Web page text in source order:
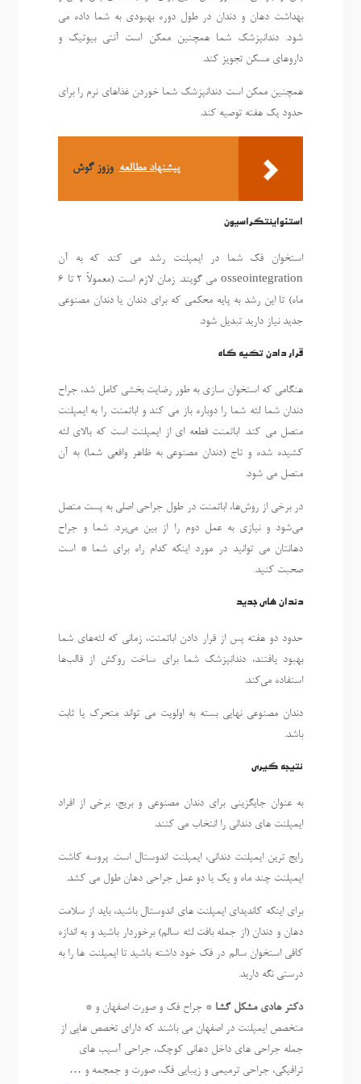
بهداشت دهان و دندان در طول دوره بهبودی به شما داده می
شود. دندانپزشک شما همچنین ممکن است آنتی بیوتیک و
داروهای مسکن تجویز کند.
همچنین ممکن است دندانپزشک شما خوردن غذاهای نرم را برای
حدود یک هفته توصیه کند.
پیشنهاد مطالعه وزوز گوش
استئواینتگراسیون
استخوان فک شما در ایمپلنت رشد می کند که به آن
osseointegration می گویند. زمان لازم است (معمولاً 2 تا 6
ماه) تا این رشد به پایه محکمی که برای دندان یا دندان مصنوعی
جدید نیاز دارید تبدیل شود.
قرار دادن تکیه گاه
هنگامی که استخوان سازی به طور رضایت بخشی کامل شد، جراح
دندان شما لثه شما را دوباره باز می کند و اباتمنت را به ایمپلنت
متصل می کند. اباتمنت قطعه ای از ایمپلنت است که بالای لثه
کشیده شده و تاج (دندان مصنوعی به ظاهر واقعی شما) به آن
متصل می شود.
در برخی از روش‌ها، اباتمنت در طول جراحی اصلی به پست متصل
می‌شود و نیازی به عمل دوم را از بین می‌برد. شما و جراح
دهانتان می توانید در مورد اینکه کدام راه برای شما * است
صحبت کنید.
دندان های جدید
حدود دو هفته پس از قرار دادن اباتمنت، زمانی که لثه‌های شما
بهبود یافتند، دندانپزشک شما برای ساخت روکش از قالب‌ها
استفاده می‌کند.
دندان مصنوعی نهایی بسته به اولویت می تواند متحرک یا ثابت
باشد.
نتیجه گیری
به عنوان جایگزینی برای دندان مصنوعی و بریج، برخی از افراد
ایمپلنت های دندانی را انتخاب می کنند.
رایج ترین ایمپلنت دندانی، ایمپلنت اندوستال است. پروسه کاشت
ایمپلنت چند ماه و یک یا دو عمل جراحی دهان طول می کشد.
برای اینکه کاندیدای ایمپلنت های اندوستال باشید، باید از سلامت
دهان و دندان (از جمله بافت لثه سالم) برخوردار باشید و به اندازه
کافی استخوان سالم در فک خود داشته باشید تا ایمپلنت ها را به
درستی نگه دارید.
دکتر هادی مشکل گشا * جراح فک و صورت اصفهان و *
متخصص ایمپلنت در اصفهان می باشند که دارای تخصص هایی از
جمله جراحی های داخل دهانی کوچک، جراحی آسیب های
ترافیکی، جراحی ترمیمی و زیبایی فک، صورت و جمجمه و …